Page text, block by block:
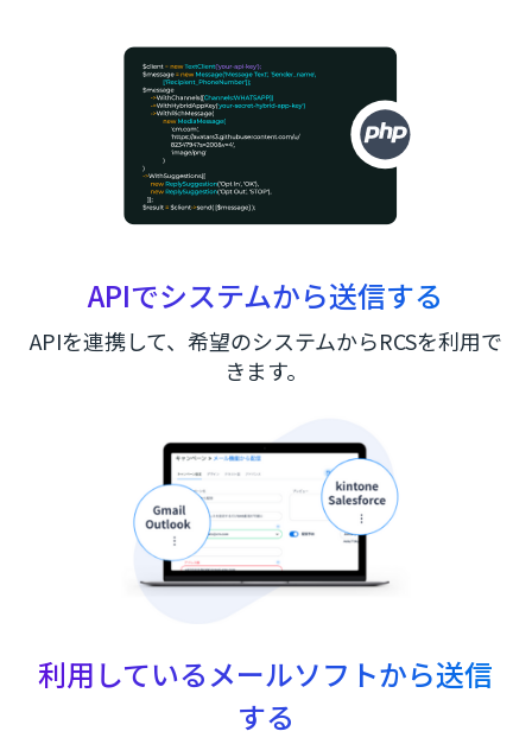
APIでシステムから送信する
APIを連携して、希望のシステムからRCSを利用で
きます。
利用しているメールソフトから送信
する